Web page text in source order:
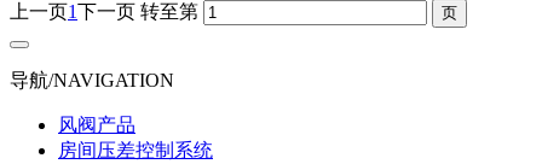
上一页1下一页 转至第
导航/NAVIGATION
风阀产品
房间压差控制系统